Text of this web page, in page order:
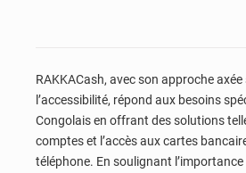
RAKKACash, avec son approche
l’accessibilité, répond aux besoins
Congolais en offrant des solutions
comptes et l’accès aux cartes
téléphone. En soulignant